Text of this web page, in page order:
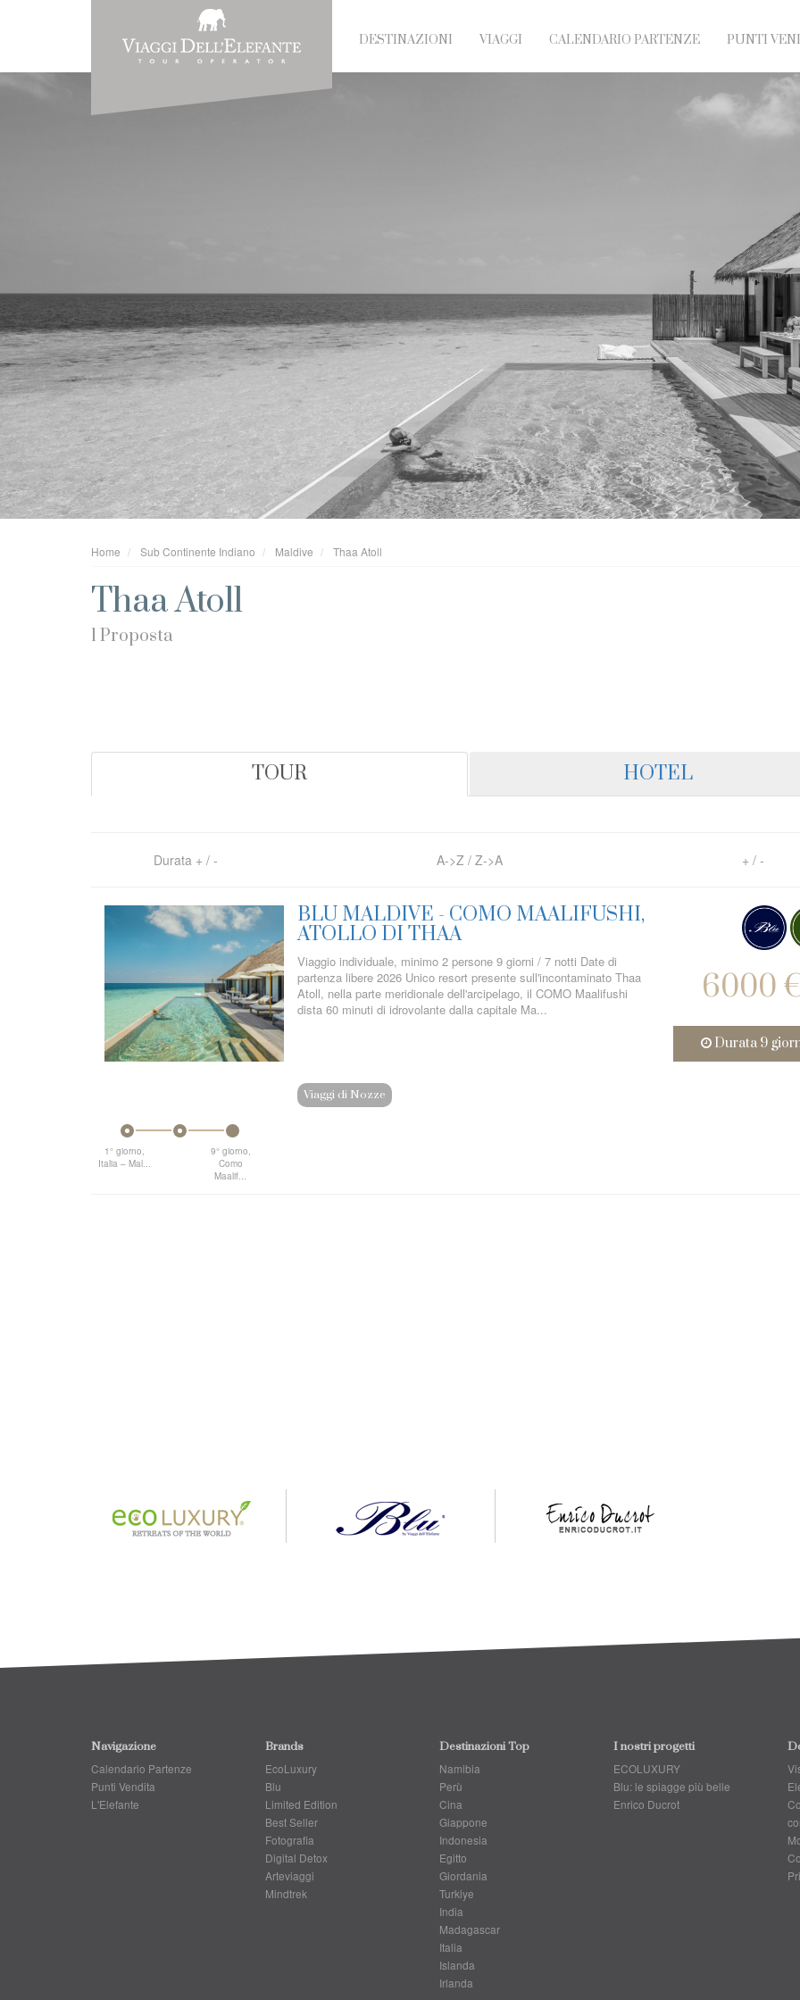
DESTINAZIONI VIAGGI CALENDARIO PARTENZE PUNTI
Home Sub Continente Indiano Maldive Thaa Atoll
Thaa Atoll
1 Proposta
TOUR HOTEL
Durata + / - A->Z / Z->A +/-
BLU MALDIVE - COMO MAALIFUSHI,
ATOLLO DI THAA
Viaggio individuale, minimo 2 persone 9 giorni / 7 notti Date di
partenza libere 2026 Unico resort presente sull'incontaminato Thaa
Atoll, nella parte meridionale dell'arcipelago, il COMO Maalifushi
dista 60 minuti di idrovolante dalla capitale Ma...
Viaggi di Nozze
6000
Durata 9
1° giorno,
Italia – Mal...
9° giorno,
Como
Maalif...
Navigazione
Calendario Partenze
Punti Vendita
L'Elefante
Brands
EcoLuxury
Blu
Limited Edition
Best Seller
Fotografia
Digital Detox
Arteviaggi
Mindtrek
Destinazioni Top
Namibia
Perù
Cina
Giappone
Indonesia
Egitto
Giordania
Turkiye
India
Madagascar
Italia
Islanda
Irlanda
I nostri progetti
ECOLUXURY
Blu: le spiagge più belle
Enrico Ducrot